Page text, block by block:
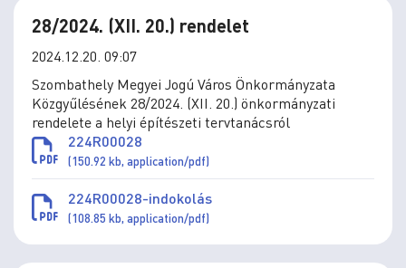
28/2024. (XII. 20.) rendelet
2024.12.20. 09:07
Szombathely Megyei Jogú Város Önkormányzata
Közgyűlésének 28/2024. (XII. 20.) önkormányzati
rendelete a helyi építészeti tervtanácsról
224R00028
(150.92 kb, application/pdf)
224R00028-indokolás
(108.85 kb, application/pdf)